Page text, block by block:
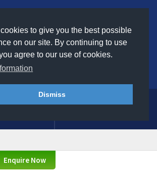
to give you the best possible
on our site. By continuing to use
agree to our use of cookies.
Dismiss
to
Enquire Now